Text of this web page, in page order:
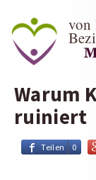
von
Warum
ruiniert
Teilen 0